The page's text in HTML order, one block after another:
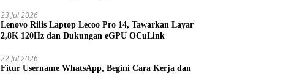
23 Jul 2026
Lenovo Rilis Laptop Lecoo Pro 14, Tawarkan Layar
2,8K 120Hz dan Dukungan eGPU OCuLink
22 Jul 2026
Fitur Username WhatsApp, Begini Cara Kerja dan